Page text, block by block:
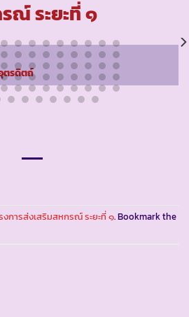
ณ์ ระยะที่ ๑
ตรดิตถ์
งการส่งเสริมสหกรณ์ ระยะที่ ๑. Bookmark the